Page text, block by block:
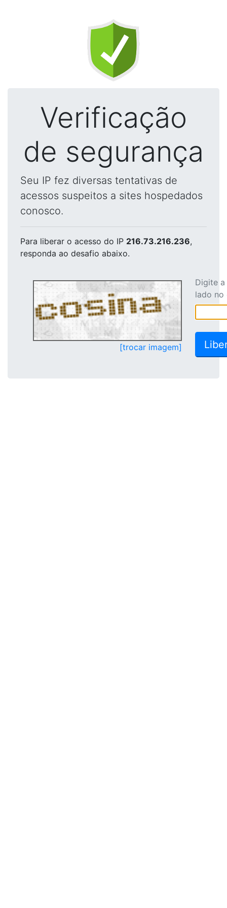
Verificação
de segurança
Seu IP fez diversas tentativas de
acessos suspeitos a sites hospedados
conosco.
Para liberar o acesso do IP 216.73.216.236,
responda ao desafio abaixo.
[trocar imagem]
Digite
lado no